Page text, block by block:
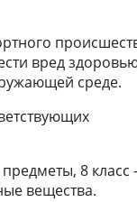
вред
среде.
8
вещества.